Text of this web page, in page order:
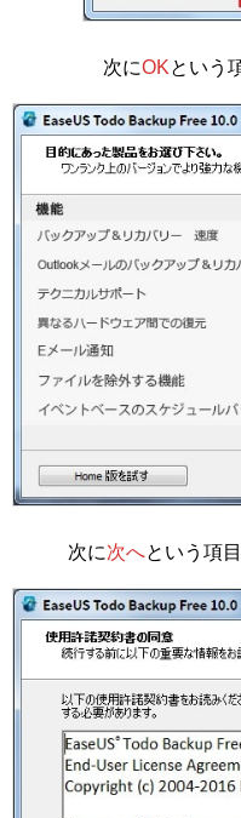
次にOKという
次に次へという項